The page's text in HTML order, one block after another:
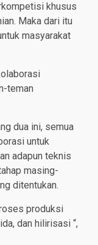
khusus
Maka dari itu
masyarakat
teman
dua ini, semua
untuk
adapun teknis
masing-
ditentukan.
produksi
dan hilirisasi “,